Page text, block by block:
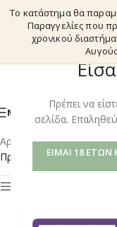
Πρέπει να
σελίδα.
ΕΊΜΑΙ 18 ΕΤΏΝ
Το κατάστημα θα
Παραγγελίες που
χρονικού
ΜΕΝΟΎ
Αρχική σελίδα/Shop/
Προβάλλονται όλα - 5